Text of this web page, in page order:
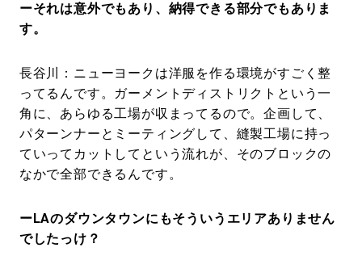
ーそれは意外でもあり、納得できる部分でもありま
す。
長谷川：ニューヨークは洋服を作る環境がすごく整
ってるんです。ガーメントディストリクトという一
角に、あらゆる工場が収まってるので。企画して、
パターンナーとミーティングして、縫製工場に持っ
ていってカットしてという流れが、そのブロックの
なかで全部できるんです。
ーLAのダウンタウンにもそういうエリアありません
でしたっけ？